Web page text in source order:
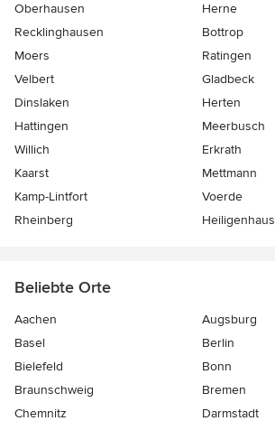
Oberhausen
Herne
Recklinghausen
Bottrop
Moers
Ratingen
Velbert
Gladbeck
Dinslaken
Herten
Hattingen
Meerbusch
Willich
Erkrath
Kaarst
Mettmann
Kamp-Lintfort
Voerde
Rheinberg
Heiligenhaus
Beliebte Orte
Aachen
Augsburg
Basel
Berlin
Bielefeld
Bonn
Braunschweig
Bremen
Chemnitz
Darmstadt